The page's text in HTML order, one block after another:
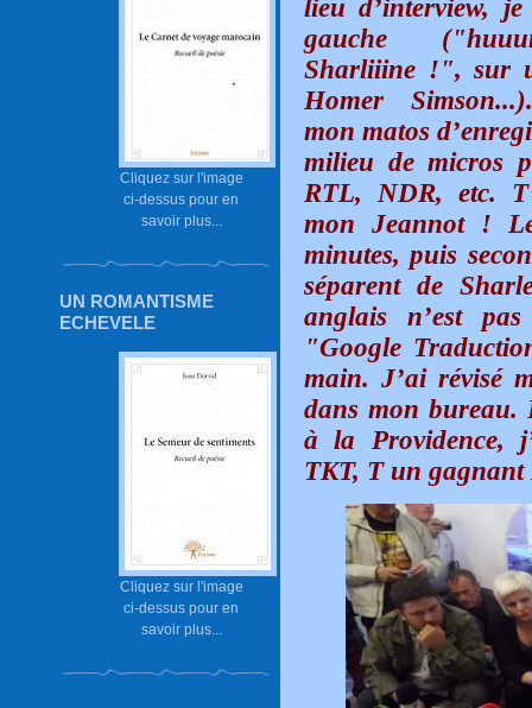
Cliquez sur l'image
ci-dessus pour en
savoir plus...
UN ROMANTISME
ECHEVELE
Cliquez sur l'image
ci-dessus pour en
savoir plus...
lieu d’interview,
gauche
Sharliiine !", sur
Homer
mon matos
milieu de micros
RTL, NDR, etc.
mon Jeannot !
minutes, puis
séparent de
anglais n’est
"Google
main. J’ai révisé
dans mon bureau.
à la Providence,
TKT, T un